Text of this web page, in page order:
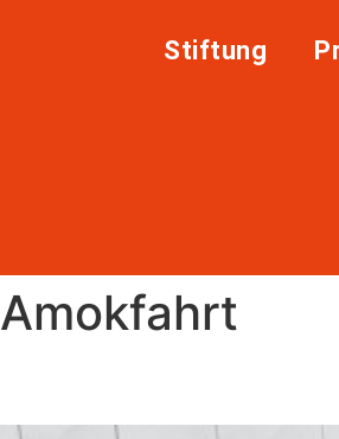
Stiftung
Amokfahrt